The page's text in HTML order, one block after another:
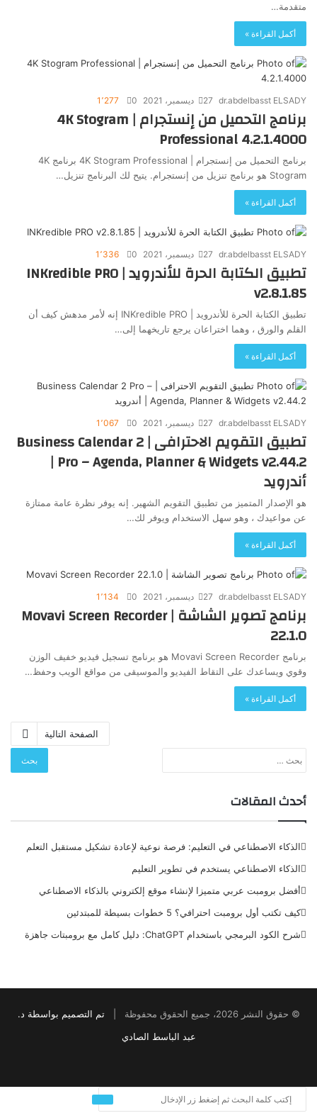
متقدمة…
أكمل القراءة »
dr.abdelbasst ELSADY 27 ديسمبر، 2021 0 1٬277
برنامج التحميل من إنستجرام | 4K Stogram
Professional 4.2.1.4000
برنامج التحميل من إنستجرام | 4K Stogram Professional برنامج 4K
Stogram هو برنامج تنزيل من إنستجرام. يتيح لك البرنامج تنزيل…
أكمل القراءة »
dr.abdelbasst ELSADY 27 ديسمبر، 2021 0 1٬336
تطبيق الكتابة الحرة للأندرويد | INKredible PRO
v2.8.1.85
تطبيق الكتابة الحرة للأندرويد | INKredible PRO إنه لأمر مدهش كيف أن
القلم والورق ، وهما اختراعان يرجع تاريخهما إلى…
أكمل القراءة »
dr.abdelbasst ELSADY 27 ديسمبر، 2021 0 1٬067
تطبيق التقويم الاحترافى | Business Calendar 2
Pro – Agenda, Planner & Widgets v2.44.2 |
أندرويد
هو الإصدار المتميز من تطبيق التقويم الشهير. إنه يوفر نظرة عامة ممتازة
عن مواعيدك ، وهو سهل الاستخدام ويوفر لك…
أكمل القراءة »
dr.abdelbasst ELSADY 27 ديسمبر، 2021 0 1٬134
برنامج تصوير الشاشة | Movavi Screen Recorder
22.1.0
برنامج Movavi Screen Recorder هو برنامج تسجيل فيديو خفيف الوزن
وقوي ويساعدك على التقاط الفيديو والموسيقى من مواقع الويب وحفظ…
أكمل القراءة »
الصفحة التالية
أحدث المقالات
الذكاء الاصطناعي في التعليم: فرصة نوعية لإعادة تشكيل مستقبل التعلم
الذكاء الاصطناعي يستخدم في تطوير التعليم
أفضل برومبت عربي متميزا لإنشاء موقع إلكتروني بالذكاء الاصطناعي
كيف تكتب أول برومبت احترافي؟ 5 خطوات بسيطة للمبتدئين
شرح الكود البرمجي باستخدام ChatGPT: دليل كامل مع برومبتات جاهزة
© حقوق النشر 2026، جميع الحقوق محفوظة |
تم التصميم بواسطة د.
عبد الباسط الصادي
بحث